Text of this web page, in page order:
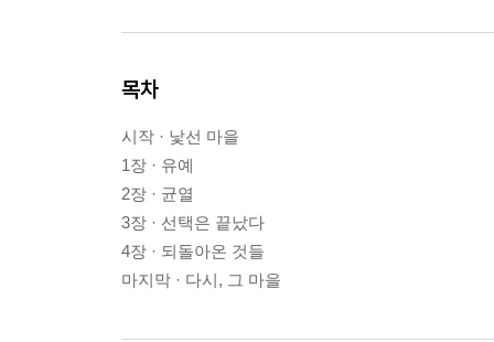
목차
시작 · 낯선 마을
1장 · 유예
2장 · 균열
3장 · 선택은 끝났다
4장 · 되돌아온 것들
마지막 · 다시, 그 마을